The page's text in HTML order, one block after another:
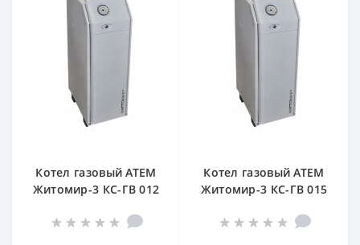
Котел газовый АТЕМ
Житомир-3 КС-ГВ 012
Котел газовый АТЕМ
Житомир-3 КС-ГВ 015